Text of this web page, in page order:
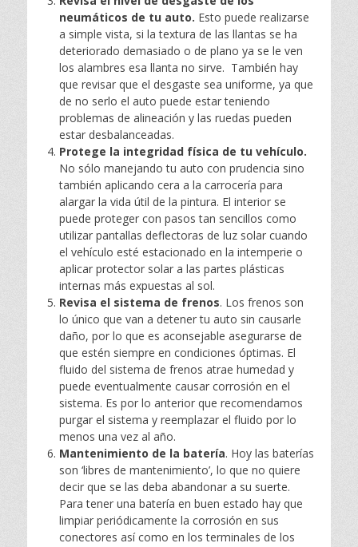
neumáticos de tu auto. Esto puede realizarse
a simple vista, si la textura de las llantas se ha
deteriorado demasiado o de plano ya se le ven
los alambres esa llanta no sirve. También hay
que revisar que el desgaste sea uniforme, ya que
de no serlo el auto puede estar teniendo
problemas de alineación y las ruedas pueden
estar desbalanceadas.
Protege la integridad física de tu vehículo.
No sólo manejando tu auto con prudencia sino
también aplicando cera a la carrocería para
alargar la vida útil de la pintura. El interior se
puede proteger con pasos tan sencillos como
utilizar pantallas deflectoras de luz solar cuando
el vehículo esté estacionado en la intemperie o
aplicar protector solar a las partes plásticas
internas más expuestas al sol.
Revisa el sistema de frenos. Los frenos son
lo único que van a detener tu auto sin causarle
daño, por lo que es aconsejable asegurarse de
que estén siempre en condiciones óptimas. El
fluido del sistema de frenos atrae humedad y
puede eventualmente causar corrosión en el
sistema. Es por lo anterior que recomendamos
purgar el sistema y reemplazar el fluido por lo
menos una vez al año.
Mantenimiento de la batería. Hoy las baterías
son ‘libres de mantenimiento’, lo que no quiere
decir que se las deba abandonar a su suerte.
Para tener una batería en buen estado hay que
limpiar periódicamente la corrosión en sus
conectores así como en los terminales de los